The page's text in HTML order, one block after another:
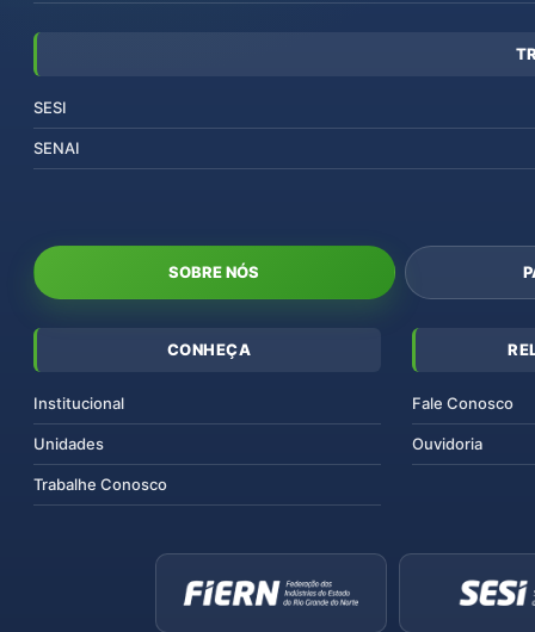
SESI
SENAI
SOBRE NÓS
CONHEÇA
Institucional
Unidades
Trabalhe Conosco
Fale Conosco
Ouvidoria